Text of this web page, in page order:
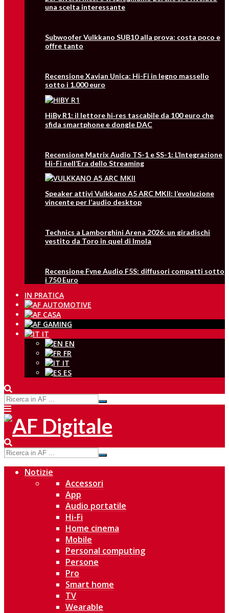
una scelta interessante
Subwoofer Vulkkano SUB10 alla prova: costa poco e
offre tanto
Recensione Xavian Unica: Hi-Fi in legno massello
sotto i 1.000 euro
HiBy R1: il lettore hi‑res tascabile da 100 euro che
sfida smartphone e dongle DAC
Recensione Matrix Audio TS-1 e SS-1: L’Integrazione
Hi-Fi nell’Era dello Streaming
Speaker attivi Vulkkano A5 ARC MKII: l’evoluzione
vincente per l’audio desktop
Technics a Lamborghini Arena 2026: un giradischi
vestito da Toro in quel di Imola
Recensione Fyne Audio F5S: diffusori compatti sotto
i 750 Euro
IN PRATICA
IT
EN
FR
IT
ES
Notizie
Accessori
App
Audio portatile
Hi-Fi
Home cinema
Mobile
Personal computing
Persone
Pro
Smart home
TV
Wearable